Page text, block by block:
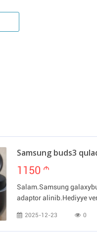
Samsung buds3
1150 m
Salam.Samsung
adaptor alinib.Hediyye
2025-12-23 0